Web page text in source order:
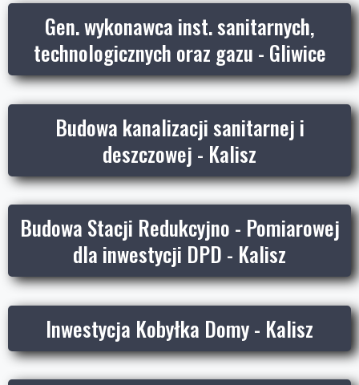
Gen. wykonawca inst. sanitarnych,
technologicznych oraz gazu - Gliwice
Budowa kanalizacji sanitarnej i
deszczowej - Kalisz
Budowa Stacji Redukcyjno - Pomiarowej
dla inwestycji DPD - Kalisz
Inwestycja Kobyłka Domy - Kalisz